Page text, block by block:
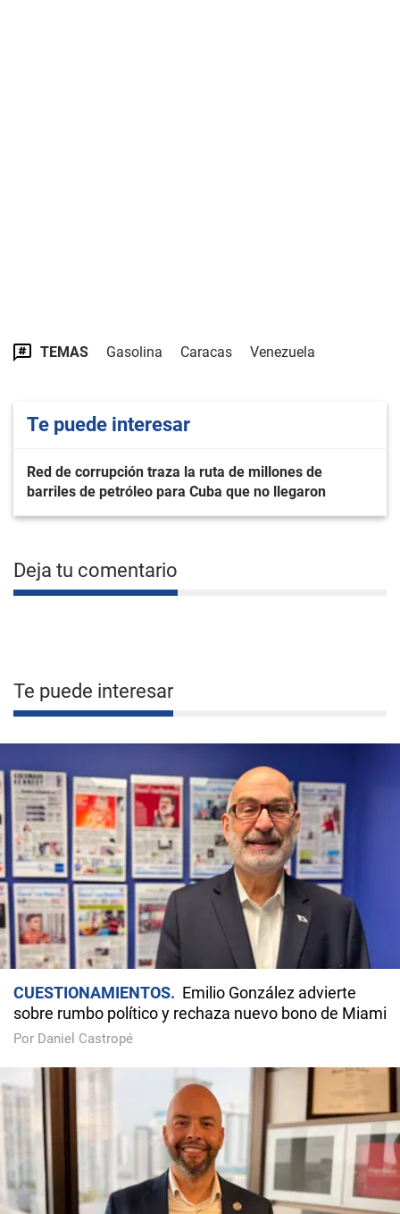
TEMAS Gasolina Caracas Venezuela
Te puede interesar
Red de corrupción traza la ruta de millones de
barriles de petróleo para Cuba que no llegaron
Deja tu comentario
Te puede interesar
CUESTIONAMIENTOS
Emilio González advierte
sobre rumbo político y rechaza nuevo bono de Miami
Por Daniel Castropé